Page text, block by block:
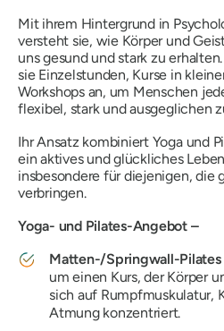
Mit ihrem Hintergrund in
versteht sie, wie Körper und
uns gesund und stark zu
sie Einzelstunden, Kurse in
Workshops an, um Menschen
flexibel, stark und ausgeglichen
Ihr Ansatz kombiniert Yoga und
ein aktives und glückliches
insbesondere für diejenigen, die
verbringen.
Yoga- und Pilates-Angebot –
Matten-/Springwall-Pilates
um einen Kurs, der Körper
sich auf Rumpfmuskulatur,
Atmung konzentriert.